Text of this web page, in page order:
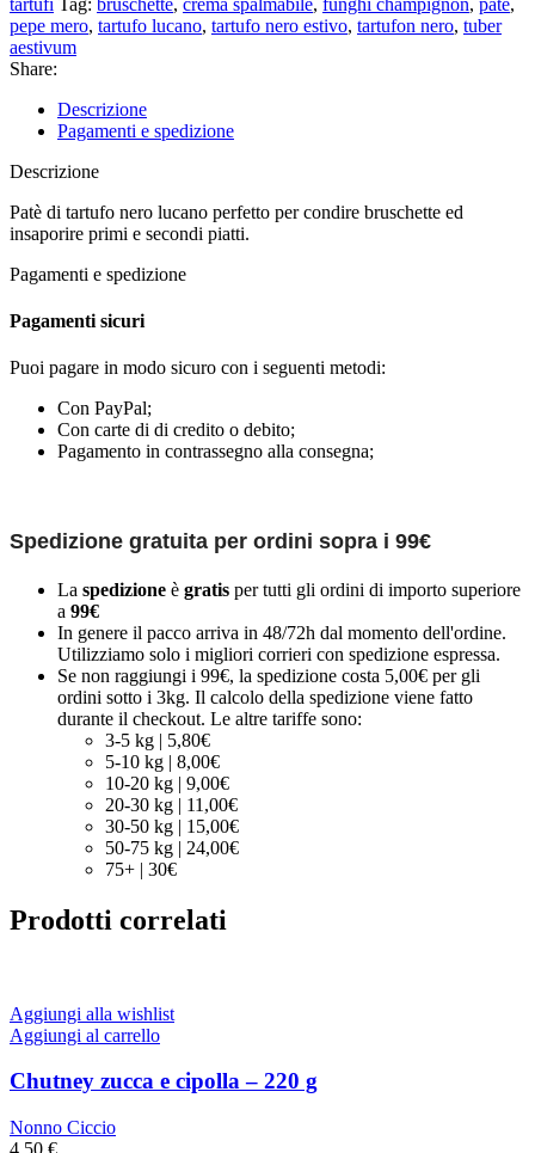
pepe mero, tartufo lucano, tartufo nero estivo, tartufon nero, tuber
aestivum
Share:
Descrizione
Pagamenti e spedizione
Descrizione
Patè di tartufo nero lucano perfetto per condire bruschette ed
insaporire primi e secondi piatti.
Pagamenti e spedizione
Pagamenti sicuri
Puoi pagare in modo sicuro con i seguenti metodi:
Con PayPal;
Con carte di di credito o debito;
Pagamento in contrassegno alla consegna;
Spedizione gratuita per ordini sopra i 99€
La spedizione è gratis per tutti gli ordini di importo superiore
a 99€
In genere il pacco arriva in 48/72h dal momento dell'ordine.
Utilizziamo solo i migliori corrieri con spedizione espressa.
Se non raggiungi i 99€, la spedizione costa 5,00€ per gli
ordini sotto i 3kg. Il calcolo della spedizione viene fatto
durante il checkout. Le altre tariffe sono:
3-5 kg | 5,80€
5-10 kg | 8,00€
10-20 kg | 9,00€
20-30 kg | 11,00€
30-50 kg | 15,00€
50-75 kg | 24,00€
75+ | 30€
Prodotti correlati
Aggiungi alla wishlist
Aggiungi al carrello
Chutney zucca e cipolla – 220 g
Nonno Ciccio